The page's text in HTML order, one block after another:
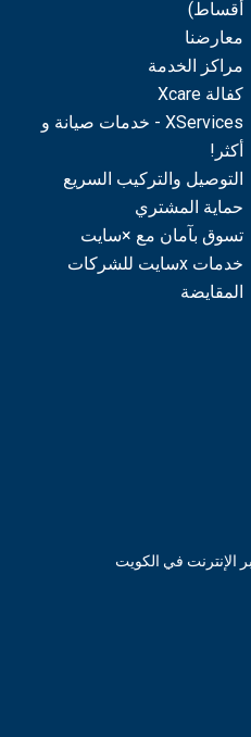
أقساط)
معارضنا
مراكز الخدمة
كفالة Xcare
XServices - خدمات صيانة و
أكثر!
التوصيل والتركيب السريع
حماية المشتري
تسوق بآمان مع ×سايت
خدمات xسايت للشركات
المقايضة
الإنترنت في الكويت